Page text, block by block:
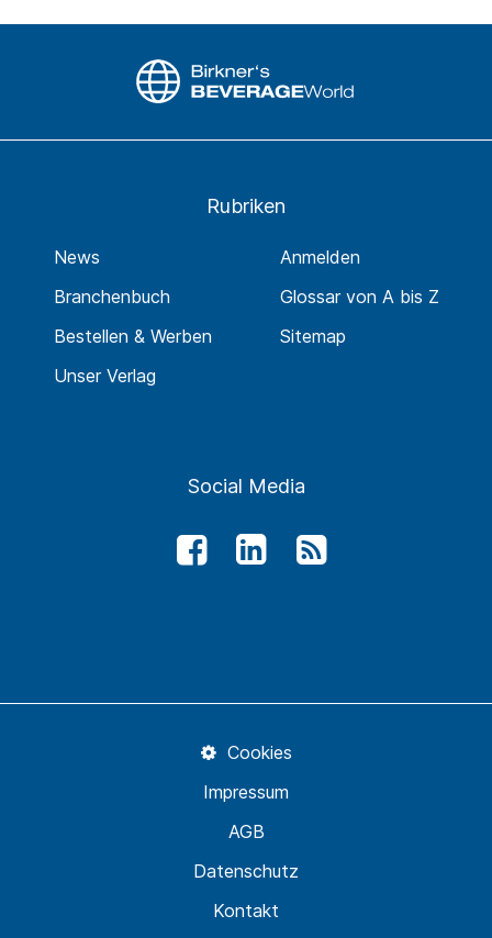
Rubriken
News
Branchenbuch
Bestellen & Werben
Unser Verlag
Anmelden
Glossar von A bis Z
Sitemap
Social Media
Kontakt
Datenschutz
AGB
Impressum
Cookies